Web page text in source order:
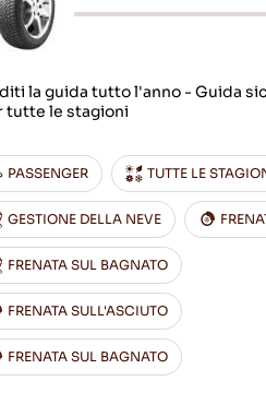
la guida tutto l'anno - Guida
tutte le stagioni
PASSENGER TUTTE LE
GESTIONE DELLA NEVE
FRENATA SUL BAGNATO
FRENATA SULL'ASCIUTO
FRENATA SUL BAGNATO